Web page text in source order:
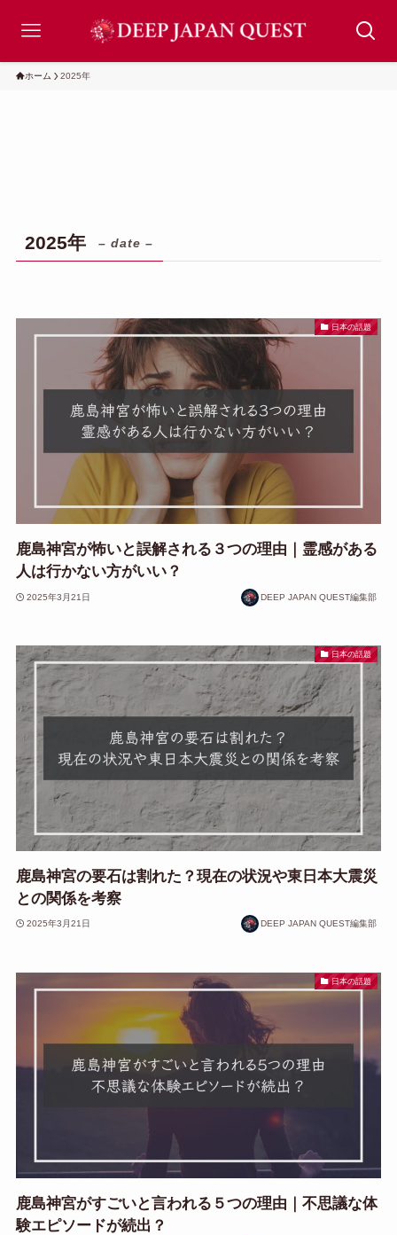
ホーム 2025年
2025年 – date –
日本の話題
鹿島神宮が怖いと誤解される３つの理由｜霊感がある
人は行かない方がいい？
2025年3月21日 DEEP JAPAN QUEST編集部
日本の話題
鹿島神宮の要石は割れた？現在の状況や東日本大震災
との関係を考察
2025年3月21日 DEEP JAPAN QUEST編集部
日本の話題
鹿島神宮がすごいと言われる５つの理由｜不思議な体
験エピソードが続出？